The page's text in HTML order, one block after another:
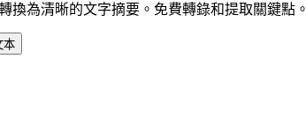
換為清晰的文字摘要。免費轉錄和提取關鍵點。
本